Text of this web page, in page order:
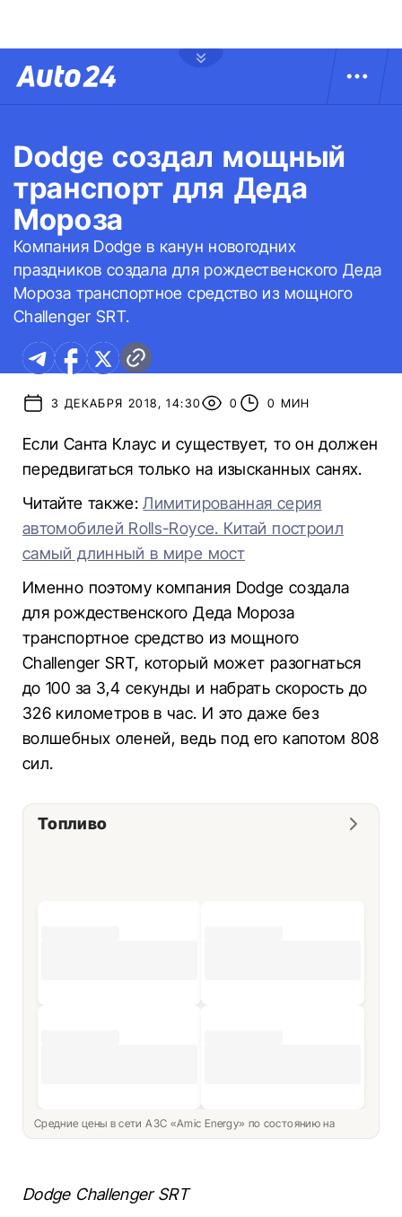
Dodge создал мощный
транспорт для Деда
Мороза
Компания Dodge в канун новогодних
праздников создала для рождественского Деда
Мороза транспортное средство из мощного
Challenger SRT.
3 ДЕКАБРЯ 2018, 14:30 0 0 МИН
Если Санта Клаус и существует, то он должен
передвигаться только на изысканных санях.
Читайте также:Лимитированная серия
автомобилей Rolls-Royce. Китай построил
самый длинный в мире мост
Именно поэтому компания Dodge создала
для рождественского Деда Мороза
транспортное средство из мощного
Challenger SRT, который может разогнаться
до 100 за 3,4 секунды и набрать скорость до
326 километров в час. И это даже без
волшебных оленей, ведь под его капотом 808
сил.
Топливо
Средние цены в сети АЗС «Amic Energy» по состоянию на
Dodge Challenger SRT